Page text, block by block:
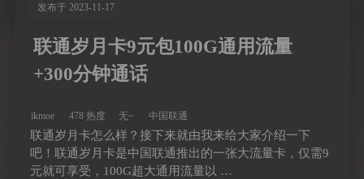
发布于 2023-11-17
联通岁月卡9元包100G通用流量
+300分钟通话
ikmoe 478 热度 无~ 中国联通
联通岁月卡怎么样？接下来就由我来给大家介绍一下
吧！联通岁月卡是中国联通推出的一张大流量卡，仅需9
元就可享受，100G超大通用流量以 …